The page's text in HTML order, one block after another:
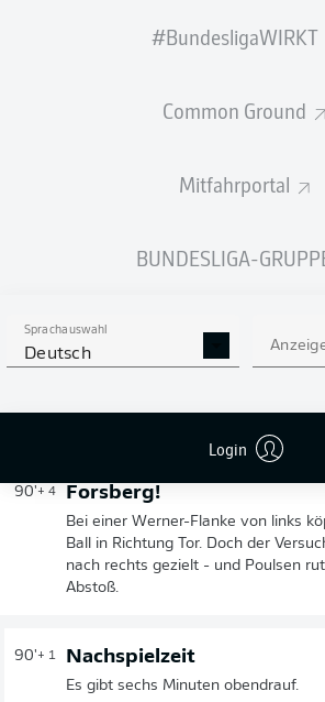
#BundesligaWIRKT
Common Ground
Mitfahrportal
BUNDESLIGA-
Sprachauswahl
Deutsch
Login
kommt Poulsen an den Ball. Doch
aus am Tor vorbei. Dann ist das Spiel
Gelb für Leite
90' Gelbe Karte
DIOGOLEITE
90'+ 4 Forsberg!
Bei einer Werner-Flanke von links
Ball in Richtung Tor. Doch der
nach rechts gezielt - und Poulsen
Abstoß.
90'+ 1 Nachspielzeit
Es gibt sechs Minuten obendrauf.